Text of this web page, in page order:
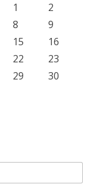
1
2
8
9
15
16
22
23
29
30